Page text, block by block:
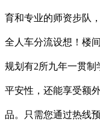
育和专业的师资步队
全人车分流设想！楼
规划有2所九年一贯制
平安性，还能享受额
品。只需您通过热线